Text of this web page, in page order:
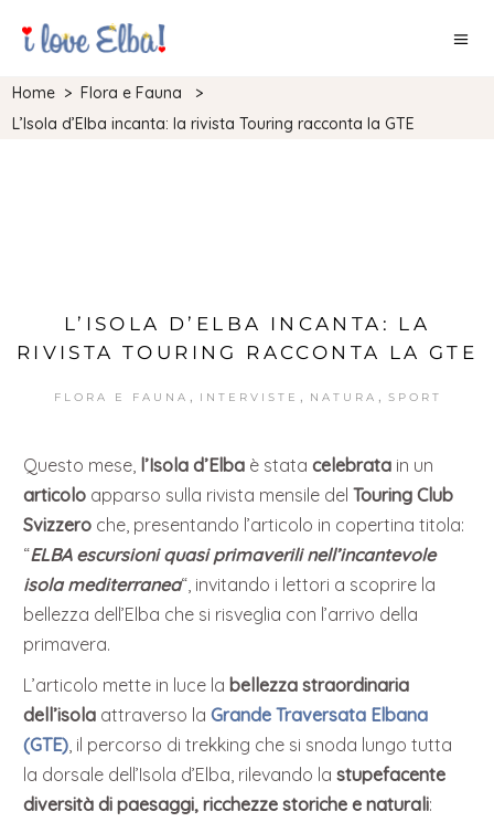
Home >Flora e Fauna
>
L’Isola d’Elba incanta: la rivista Touring racconta la GTE
L’ISOLA D’ELBA INCANTA: LA
RIVISTA TOURING RACCONTA LA GTE
FLORA E FAUNA , INTERVISTE , NATURA , SPORT
Questo mese, l’Isola d’Elba è statacelebrata in un
articolo apparso sulla rivista mensile delTouring Club
Svizzero che, presentando l’articolo in copertina titola:
“ELBA escursioni quasi primaverili nell’incantevole
isola mediterranea“, invitando i lettori a scoprire la
bellezza dell’Elba che si risveglia con l’arrivo della
primavera.
L’articolo mette in luce labellezza straordinaria
dell’isola attraverso laGrande Traversata Elbana
(GTE), il percorso di trekking che si snoda lungo tutta
la dorsale dell’Isola d’Elba, rilevando lastupefacente
diversità di paesaggi, ricchezze storiche e naturali: